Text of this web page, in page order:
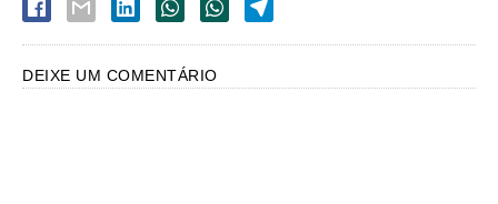
DEIXE UM COMENTÁRIO